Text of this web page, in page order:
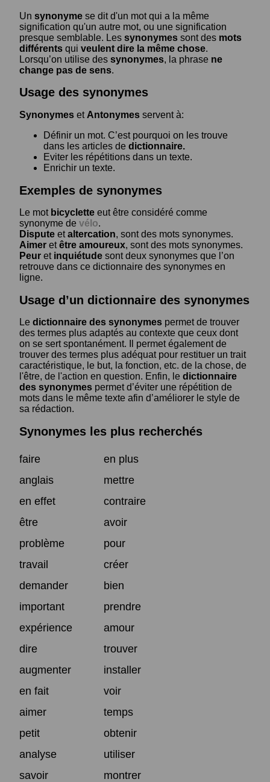
Un synonyme se dit d'un mot qui a la même
signification qu'un autre mot, ou une signification
presque semblable. Les synonymes sont des mots
différents qui veulent dire la même chose.
Lorsqu’on utilise des synonymes, la phrase ne
change pas de sens.
Usage des synonymes
Synonymes et Antonymes servent à:
Définir un mot. C’est pourquoi on les trouve
dans les articles de dictionnaire.
Eviter les répétitions dans un texte.
Enrichir un texte.
Exemples de synonymes
Le mot bicyclette eut être considéré comme
synonyme de vélo.
Dispute etaltercation, sont des mots synonymes.
Aimer etêtre amoureux, sont des mots synonymes.
Peur et inquiétude sont deux synonymes que l’on
retrouve dans ce dictionnaire des synonymes en
ligne.
Usage d’un dictionnaire des synonymes
Le dictionnaire des synonymes permet de trouver
des termes plus adaptés au contexte que ceux dont
on se sert spontanément. Il permet également de
trouver des termes plus adéquat pour restituer un trait
caractéristique, le but, la fonction, etc. de la chose, de
l'être, de l'action en question. Enfin, le dictionnaire
des synonymes permet d’éviter une répétition de
mots dans le même texte afin d’améliorer le style de
sa rédaction.
Synonymes les plus recherchés
faire
en plus
anglais
mettre
en effet
contraire
être
avoir
problème
pour
travail
créer
demander
bien
important
prendre
expérience
amour
dire
trouver
augmenter
installer
en fait
voir
aimer
temps
petit
obtenir
analyse
utiliser
savoir
montrer